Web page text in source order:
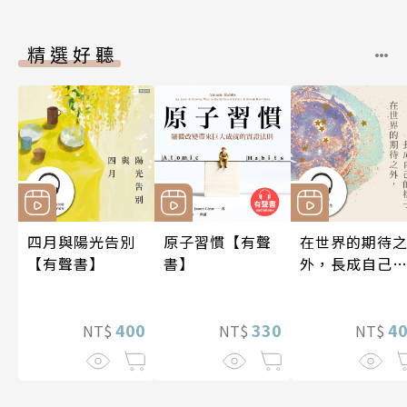
精選好聽
四月與陽光告別
【有聲書】
NT$ 400
原子習慣【有聲
書】
NT$ 330
在世界的期待之
外，長成自己的
NT$